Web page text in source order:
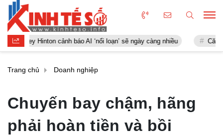
Hinton cảnh báo AI ‘nổi loạn’ sẽ ngày càng nhiều Căn hộ biển 5
Trang chủ Doanh nghiệp
Chuyến bay chậm, hãng
phải hoàn tiền và bồi